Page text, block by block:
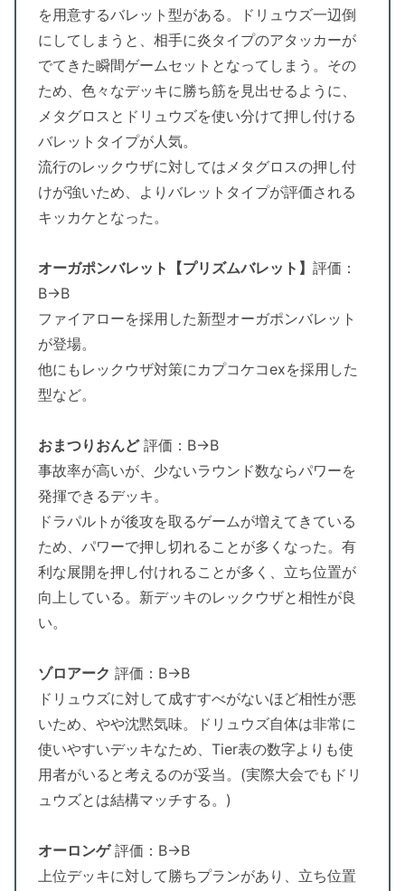
を用意するバレット型がある。ドリュウズ一辺倒
にしてしまうと、相手に炎タイプのアタッカーが
でてきた瞬間ゲームセットとなってしまう。その
ため、色々なデッキに勝ち筋を見出せるように、
メタグロスとドリュウズを使い分けて押し付ける
バレットタイプが人気。
流行のレックウザに対してはメタグロスの押し付
けが強いため、よりバレットタイプが評価される
キッカケとなった。
オーガポンバレット【プリズムバレット】 評価：
B→B
ファイアローを採用した新型オーガポンバレット
が登場。
他にもレックウザ対策にカプコケコexを採用した
型など。
おまつりおんど評価：B→B
事故率が高いが、少ないラウンド数ならパワーを
発揮できるデッキ。
ドラパルトが後攻を取るゲームが増えてきている
ため、パワーで押し切れることが多くなった。有
利な展開を押し付けれることが多く、立ち位置が
向上している。新デッキのレックウザと相性が良
い。
ゾロアーク 評価：B→B
ドリュウズに対して成すすべがないほど相性が悪
いため、やや沈黙気味。ドリュウズ自体は非常に
使いやすいデッキなため、Tier表の数字よりも使
用者がいると考えるのが妥当。(実際大会でもドリ
ュウズとは結構マッチする。)
オーロンゲ評価：B→B
上位デッキに対して勝ちプランがあり、立ち位置